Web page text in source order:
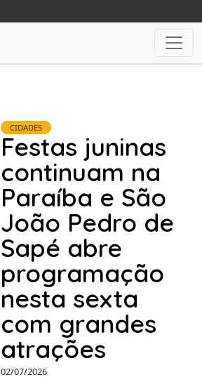
CIDADES
Festas juninas
continuam na
Paraíba e São
João Pedro de
Sapé abre
programação
nesta sexta
com grandes
atrações
02/07/2026